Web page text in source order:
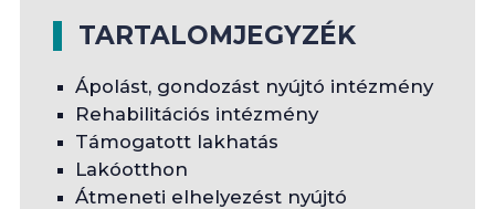
TARTALOMJEGYZÉK
Ápolást, gondozást nyújtó intézmény
Rehabilitációs intézmény
Támogatott lakhatás
Lakóotthon
Átmeneti elhelyezést nyújtó